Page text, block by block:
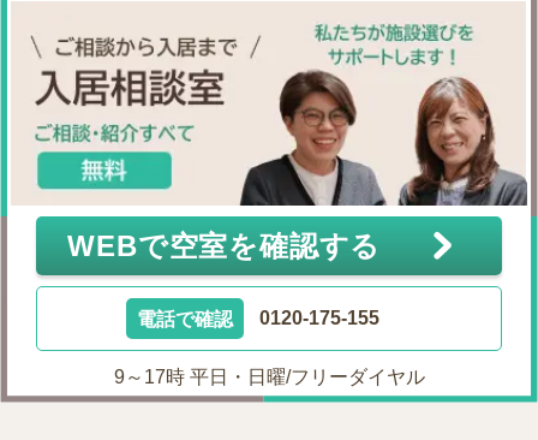
WEBで空室を確認する
電話で確認 0120-175-155
9～17時 平日・日曜/フリーダイヤル